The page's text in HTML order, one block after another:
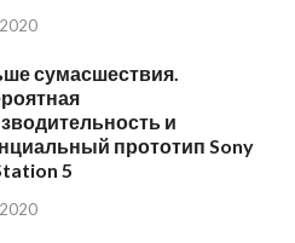
сумасшествия.
и
прототип Sony
5